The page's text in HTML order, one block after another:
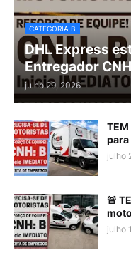
CATEGORIA B
DHL Express
Entregador
julho 29, 2026
julho
🚨
julho